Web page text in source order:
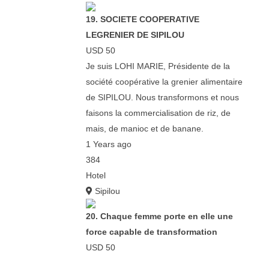
19. SOCIETE COOPERATIVE
LEGRENIER DE SIPILOU
USD 50
Je suis LOHI MARIE, Présidente de la
société coopérative la grenier alimentaire
de SIPILOU. Nous transformons et nous
faisons la commercialisation de riz, de
mais, de manioc et de banane.
1 Years ago
384
Hotel
Sipilou
20. Chaque femme porte en elle une
force capable de transformation
USD 50